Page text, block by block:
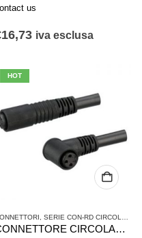
us
16,73 iva esclusa
,VALVOLE E SISTEMI DI
HOT
SERIE CON-RD CIRCOLARE A INNESTO
CONNETTORE CIRCOLARE AD INNESTO AVENTICS SERIE CON-RD 1834484177